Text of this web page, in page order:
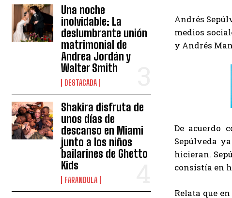
Una noche
inolvidable: La
deslumbrante unión
matrimonial de
Andrea Jordán y
Walter Smith
DESTACADA
Shakira disfruta de
unos días de
descanso en Miami
junto a los niños
bailarines de Ghetto
Kids
FARANDULA
Andrés
medios
y Andrés
De acuerdo
Sepúlveda
hicieran.
consistía en
Relata que